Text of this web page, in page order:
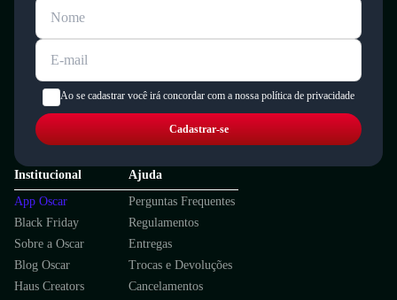
Ao se cadastrar você irá concordar com a nossa política de privacidade
Cadastrar-se
Institucional
App Oscar
Black Friday
Sobre a Oscar
Blog Oscar
Haus Creators
Ajuda
Perguntas Frequentes
Regulamentos
Entregas
Trocas e Devoluções
Cancelamentos